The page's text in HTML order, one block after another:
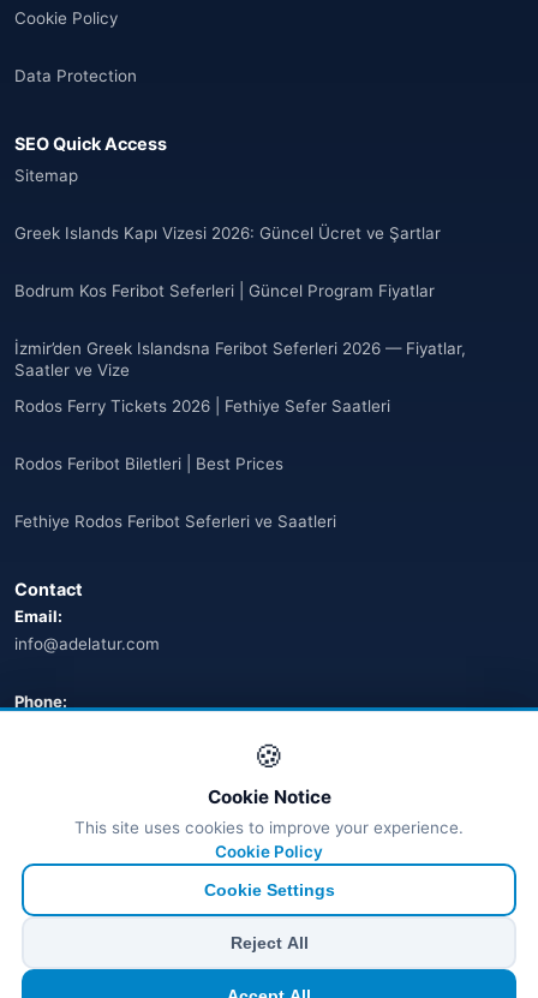
Cookie Policy
Data Protection
SEO Quick Access
Sitemap
Greek Islands Kapı Vizesi 2026: Güncel Ücret ve Şartlar
Bodrum Kos Feribot Seferleri | Güncel Program Fiyatlar
İzmir’den Greek Islandsna Feribot Seferleri 2026 — Fiyatlar,
Saatler ve Vize
Rodos Ferry Tickets 2026 | Fethiye Sefer Saatleri
Rodos Feribot Biletleri | Best Prices
Fethiye Rodos Feribot Seferleri ve Saatleri
Contact
Email:
info@adelatur.com
Phone:
€ EUR $ USD
🍪
Cookie Notice
This site uses cookies to improve your experience.
Cookie Policy
Cookie Settings
Reject All